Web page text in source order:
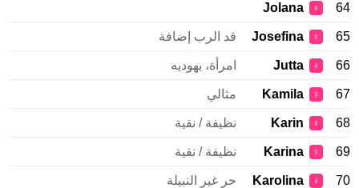
64
♀
Jolana
65
♀
Josefina قد الرب إضافة
66
♀
Jutta امرأة، يهوديه
67
♀
Kamila مثالي
68
♀
Karin نظيفة / نقية
69
♀
Karina نظيفة / نقية
70
♀
Karolina حر غير النبيلة